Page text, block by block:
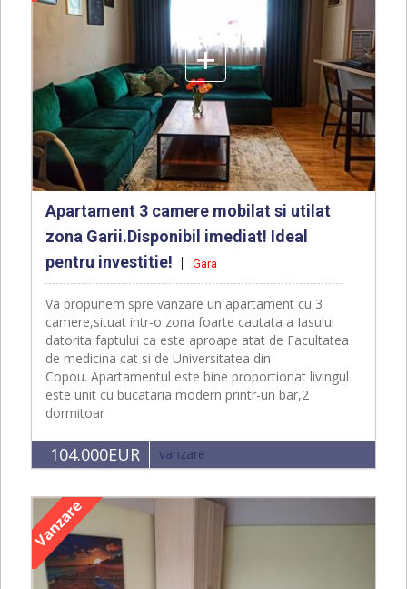
+
Apartament 3 camere mobilat si utilat
zona Garii.Disponibil imediat! Ideal
pentru investitie!
Gara
Va propunem spre vanzare un apartament cu 3
camere,situat intr-o zona foarte cautata a Iasului
datorita faptului ca este aproape atat de Facultatea
de medicina cat si de Universitatea din
Copou. Apartamentul este bine proportionat livingul
este unit cu bucataria modern printr-un bar,2
dormitoar
104.000EUR vanzare